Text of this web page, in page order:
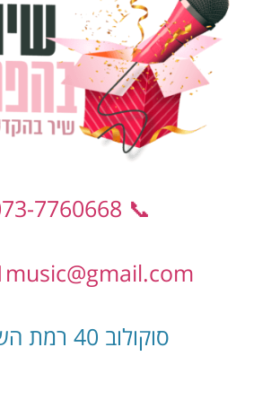
📞 073-7760668
סוקולוב 40 רמת השרון